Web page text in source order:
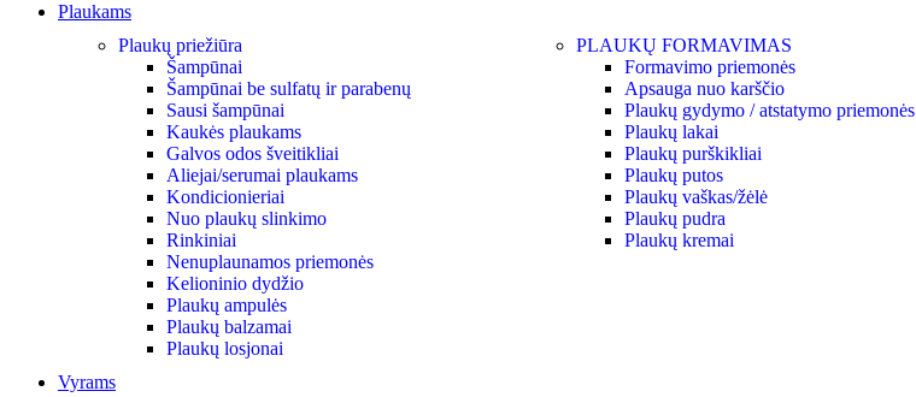
Plaukams
Plaukų priežiūra
Šampūnai
Šampūnai be sulfatų ir parabenų
Sausi šampūnai
Kaukės plaukams
Galvos odos šveitikliai
Aliejai/serumai plaukams
Kondicionieriai
Nuo plaukų slinkimo
Rinkiniai
Nenuplaunamos priemonės
Kelioninio dydžio
Plaukų ampulės
Plaukų balzamai
Plaukų losjonai
PLAUKŲ FORMAVIMAS
Formavimo priemonės
Apsauga nuo karščio
Plaukų gydymo / atstatymo priemonės
Plaukų lakai
Plaukų purškikliai
Plaukų putos
Plaukų vaškas/žėlė
Plaukų pudra
Plaukų kremai
Vyrams